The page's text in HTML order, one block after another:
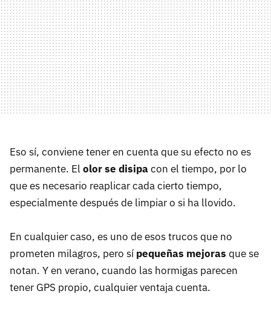
Eso sí, conviene tener en cuenta que su efecto no es
permanente. El olor se disipacon el tiempo, por lo
que es necesario reaplicar cada cierto tiempo,
especialmente después de limpiar o si ha llovido.
En cualquier caso, es uno de esos trucos que no
prometen milagros, pero sí pequeñas mejoras que se
notan. Y en verano, cuando las hormigas parecen
tener GPS propio, cualquier ventaja cuenta.